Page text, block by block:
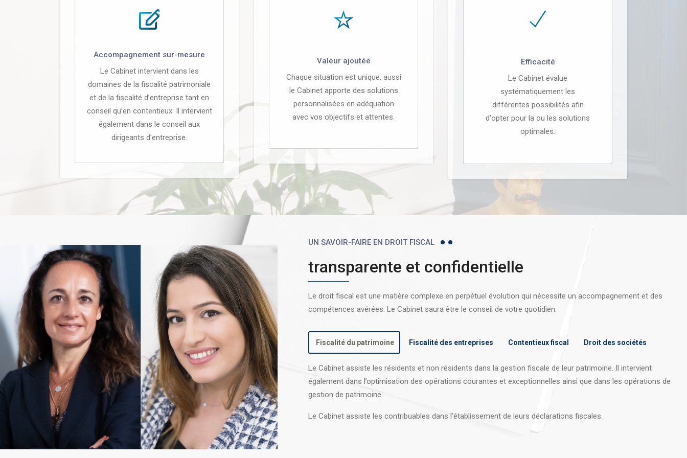
Accompagnement sur-mesure
Le Cabinet intervient dans les
domaines de la fiscalité patrimoniale
et de la fiscalité d’entreprise tant en
conseil qu’en contentieux. Il intervient
également dans le conseil aux
dirigeants d'entreprise.
Valeur ajoutée
Chaque situation est unique, aussi
le Cabinet apporte des solutions
personnalisées en adéquation
avec vos objectifs et attentes.
Efficacité
Le Cabinet évalue
systématiquement les
différentes possibilités afin
d'opter pour la ou les solutions
optimales.
UN SAVOIR-FAIRE EN DROIT FISCAL
transparente et confidentielle
Le droit fiscal est une matière complexe en perpétuel évolution qui nécessite un accompagnement et des
compétences avérées. Le Cabinet saura être le conseil de votre quotidien.
Fiscalité du patrimoine Fiscalité des entreprises Contentieux fiscal Droit des sociétés
Le Cabinet assiste les résidents et non résidents dans la gestion fiscale de leur patrimoine. Il intervient
également dans l’optimisation des opérations courantes et exceptionnelles ainsi que dans les opérations de
gestion de patrimoine.
Le Cabinet assiste les contribuables dans l’établissement de leurs déclarations fiscales.